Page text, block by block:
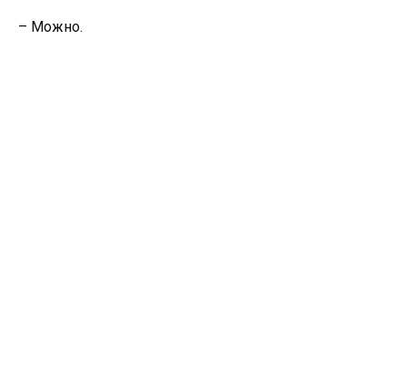
– Можно.